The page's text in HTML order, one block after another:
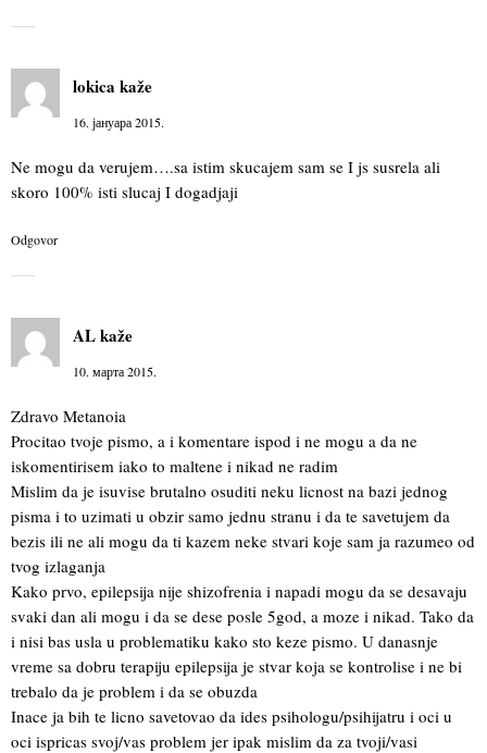
lokica kaže
16. јануара 2015.
Ne mogu da verujem….sa istim skucajem sam se I js susrela ali
skoro 100% isti slucaj I dogadjaji
Odgovor
ALkaže
10. марта 2015.
Zdravo Metanoia
Procitao tvoje pismo, a i komentare ispod i ne mogu a da ne
iskomentirisem iako to maltene i nikad ne radim
Mislim da je isuvise brutalno osuditi neku licnost na bazi jednog
pisma i to uzimati u obzir samo jednu stranu i da te savetujem da
bezis ili ne ali mogu da ti kazem neke stvari koje sam ja razumeo od
tvog izlaganja
Kako prvo, epilepsija nije shizofrenia i napadi mogu da se desavaju
svaki dan ali mogu i da se dese posle 5god, a moze i nikad. Tako da
i nisi bas usla u problematiku kako sto keze pismo. U danasnje
vreme sa dobru terapiju epilepsija je stvar koja se kontrolise i ne bi
trebalo da je problem i da se obuzda
Inace ja bih te licno savetovao da ides psihologu/psihijatru i oci u
oci ispricas svoj/vas problem jer ipak mislim da za tvoji/vasi